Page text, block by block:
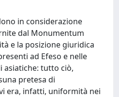
in considerazione
dal Monumentum
e la posizione giuridica
ad Efeso e nelle
asiatiche: tutto ciò,
pretesa di
era, infatti, uniformità nei